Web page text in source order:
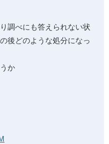
調べにも答えられない状
後どのような処分になっ
か